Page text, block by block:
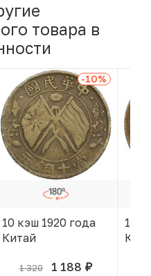
товара в
-10%
10 кэш 1920 года
Китай
1 320 1 188 руб.
В КОРЗИНЕ
10